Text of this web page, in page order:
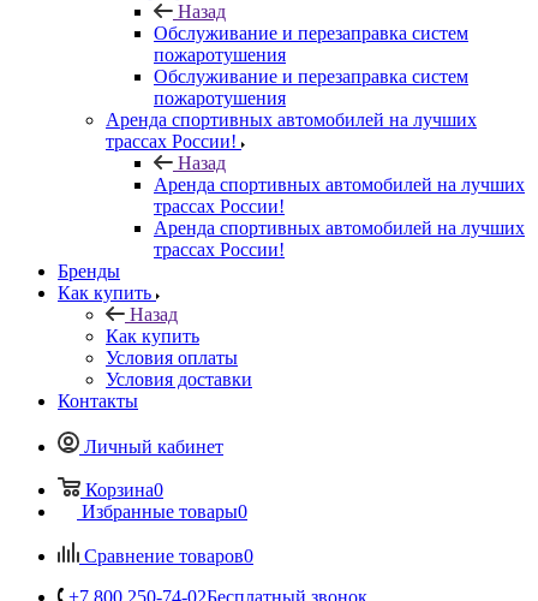
Назад
Обслуживание и перезаправка систем
пожаротушения
Обслуживание и перезаправка систем
пожаротушения
Аренда спортивных автомобилей на лучших
трассах России!
Назад
Аренда спортивных автомобилей на лучших
трассах России!
Аренда спортивных автомобилей на лучших
трассах России!
Бренды
Как купить
Назад
Как купить
Условия оплаты
Условия доставки
Контакты
Личный кабинет
Корзина0
Избранные товары0
Сравнение товаров0
+7 800 250-74-02Бесплатный звонок